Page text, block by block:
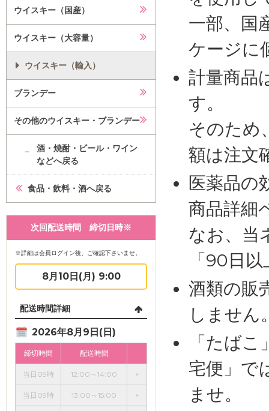
ウイスキー（国産）
ウイスキー（大容量）
ウイスキー（輸入）
ブランデー
その他のウイスキー・ブランデー
酒・焼酎・ビール・ワイン
などへ戻る
食品・飲料・酒へ戻る
次回配送時間 締切日時※
※詳細は会員ログイン後、ご確認下さいませ。
8月10日(月) 9:00
配送時間詳細
2026年8月9日(日)
締切時間 配送時間
当日09時 12:00～14:00 ×
当日09時 13:00～15:00 ×
一部、国
ケージに
計量商品
す。
そのため
額は注文
医薬品の
商品詳細
なお、当
「90日
酒類の販
しません
「たば
宅便」で
ませ。